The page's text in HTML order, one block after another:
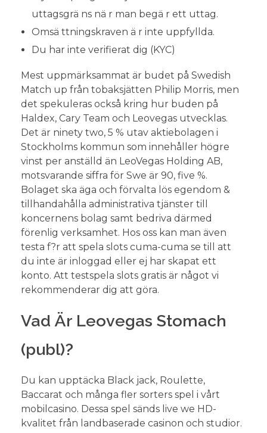
uttagsgrä ns nä r man begä r ett uttag.
Omsä ttningskraven ä r inte uppfyllda.
Du har inte verifierat dig (KYC)
Mest uppmärksammat är budet på Swedish
Match up från tobaksjätten Philip Morris, men
det spekuleras också kring hur buden på
Haldex, Cary Team och Leovegas utvecklas.
Det är ninety two, 5 % utav aktiebolagen i
Stockholms kommun som innehåller högre
vinst per anställd än LeoVegas Holding AB,
motsvarande siffra för Swe är 90, five %.
Bolaget ska äga och förvalta lös egendom &
tillhandahålla administrativa tjänster till
koncernens bolag samt bedriva därmed
förenlig verksamhet. Hos oss kan man även
testa f?r att spela slots cuma-cuma se till att
du inte är inloggad eller ej har skapat ett
konto. Att testspela slots gratis är något vi
rekommenderar dig att göra.
Vad Är Leovegas Stomach
(publ)?
Du kan upptäcka Black jack, Roulette,
Baccarat och många fler sorters spel i vårt
mobilcasino. Dessa spel sänds live we HD-
kvalitet från landbaserade casinon och studior.